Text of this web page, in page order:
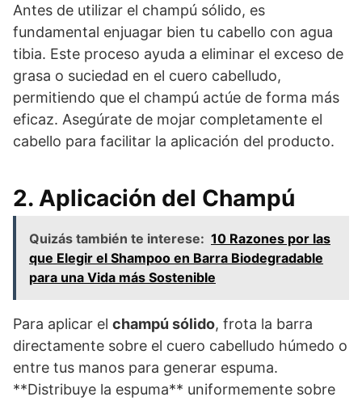
Antes de utilizar el champú sólido, es
fundamental enjuagar bien tu cabello con agua
tibia. Este proceso ayuda a eliminar el exceso de
grasa o suciedad en el cuero cabelludo,
permitiendo que el champú actúe de forma más
eficaz. Asegúrate de mojar completamente el
cabello para facilitar la aplicación del producto.
2. Aplicación del Champú
Quizás también te interese: 10 Razones por las
que Elegir el Shampoo en Barra Biodegradable
para una Vida más Sostenible
Para aplicar el champú sólido, frota la barra
directamente sobre el cuero cabelludo húmedo o
entre tus manos para generar espuma.
**Distribuye la espuma** uniformemente sobre